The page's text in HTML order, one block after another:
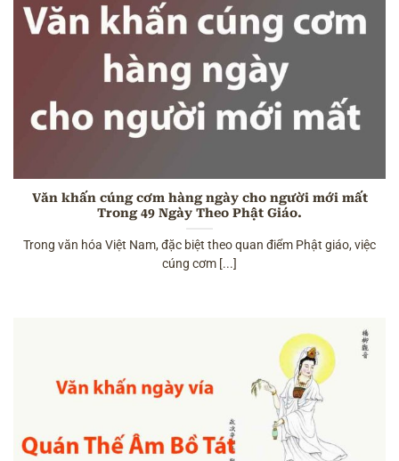
Văn khấn cúng cơm hàng ngày cho người mới mất
Trong 49 Ngày Theo Phật Giáo.
Trong văn hóa Việt Nam, đặc biệt theo quan điểm Phật giáo, việc
cúng cơm [...]